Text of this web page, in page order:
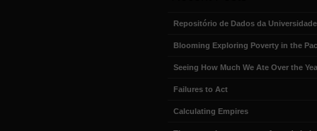
Repositório de Dados da
Blooming Exploring Poverty in the
Seeing How Much We Ate Over the
Failures to Act
Calculating Empires